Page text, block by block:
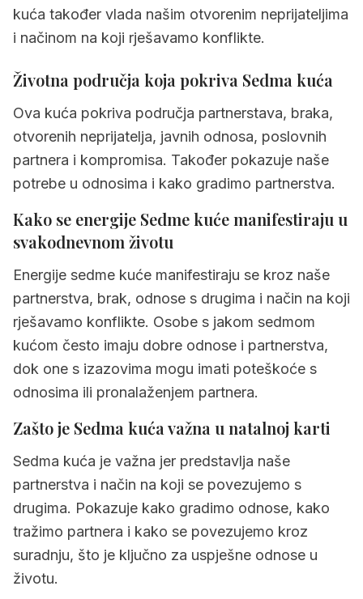
2.2 Praktično životno područje Sedme
2.4
Potencijal i darovi Sedme kuće
Sedma kuća u znakovima zodijaka
3.1 Sedma kuća u ovnu
3.2 Sedma kuća u biku
3.3 Sedma kuća u blizancima
3.5
Sedma kuća u lavu
3.6 Sedma kuća u djevici
3.7 Sedma kuća u vagi
3.8 Sedma kuća u škorpionu
3.9
Sedma kuća u strijelcu
Sedma kuća u jarcu
3.11 Sedma kuća u vodenjaku
3.12
Sedma kuća u ribama
4. Brzi sažetak Sedma kuća
5.
kuća također vlada našim otvorenim neprijateljima
i načinom na koji rješavamo konflikte.
Životna područja koja pokriva Sedma kuća
Ova kuća pokriva područja partnerstava, braka,
otvorenih neprijatelja, javnih odnosa, poslovnih
partnera i kompromisa. Također pokazuje naše
potrebe u odnosima i kako gradimo partnerstva.
Kako se energije Sedme kuće manifestiraju u
svakodnevnom životu
Energije sedme kuće manifestiraju se kroz naše
partnerstva, brak, odnose s drugima i način na koji
rješavamo konflikte. Osobe s jakom sedmom
kućom često imaju dobre odnose i partnerstva,
dok one s izazovima mogu imati poteškoće s
odnosima ili pronalaženjem partnera.
Zašto je Sedma kuća važna u natalnoj karti
Sedma kuća je važna jer predstavlja naše
partnerstva i način na koji se povezujemo s
drugima. Pokazuje kako gradimo odnose, kako
tražimo partnera i kako se povezujemo kroz
suradnju, što je ključno za uspješne odnose u
životu.